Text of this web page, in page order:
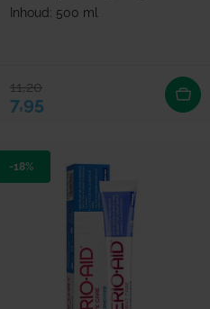
Inhoud: 500 ml
Verkoopprijs
7,95
Normale prijs
11,20
-18%